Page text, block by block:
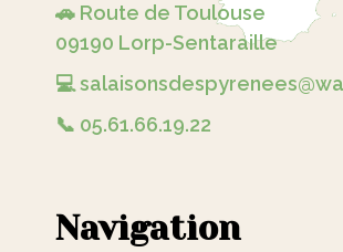
🚗 Route de Toulouse
09190 Lorp-Sentaraille
💻
📞 05.61.66.19.22
Navigation